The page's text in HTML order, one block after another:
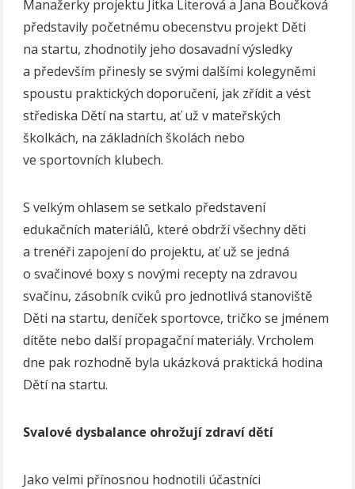
Manažerky projektu Jitka Literová a Jana Boučková
představily početnému obecenstvu projekt Děti
na startu, zhodnotily jeho dosavadní výsledky
a především přinesly se svými dalšími kolegyněmi
spoustu praktických doporučení, jak zřídit a vést
střediska Dětí na startu, ať už v mateřských
školkách, na základních školách nebo
ve sportovních klubech.
S velkým ohlasem se setkalo představení
edukačních materiálů, které obdrží všechny děti
a trenéři zapojení do projektu, ať už se jedná
o svačinové boxy s novými recepty na zdravou
svačinu, zásobník cviků pro jednotlivá stanoviště
Děti na startu, deníček sportovce, tričko se jménem
dítěte nebo další propagační materiály. Vrcholem
dne pak rozhodně byla ukázková praktická hodina
Dětí na startu.
Svalové dysbalance ohrožují zdraví dětí
Jako velmi přínosnou hodnotili účastníci